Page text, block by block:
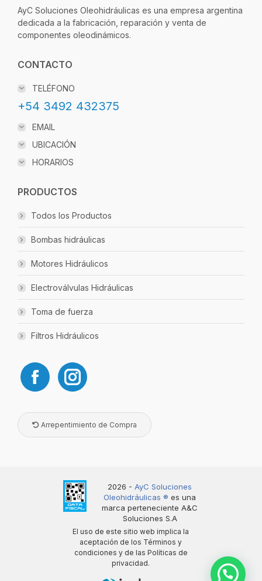
AyC Soluciones Oleohidráulicas es una empresa argentina
dedicada a la fabricación, reparación y venta de
componentes oleodinámicos.
CONTACTO
TELÉFONO
+54 3492 432375
EMAIL
UBICACIÓN
HORARIOS
PRODUCTOS
Todos los Productos
Bombas hidráulicas
Motores Hidráulicos
Electroválvulas Hidráulicas
Toma de fuerza
Filtros Hidráulicos
Arrepentimiento de Compra
2026 -AyC Soluciones
Oleohidráulicas ®️ es una
marca perteneciente A&C
Soluciones S.A
El uso de este sitio web implica la
aceptación de los Términos y
condiciones y de las Políticas de
privacidad.